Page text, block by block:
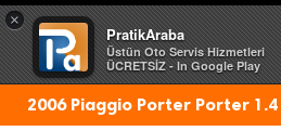
×
PratikAraba
Üstün Oto Servis Hizmetleri
ÜCRETSİZ - In Google Play
2006 Piaggio Porter Porter 1.4